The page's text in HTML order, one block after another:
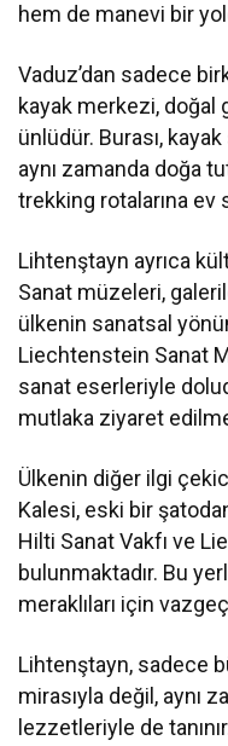
hem de manevi bir
Vaduz’dan sadece
kayak merkezi, doğal
ünlüdür. Burası,
aynı zamanda doğa
trekking rotalarına ev
Lihtenştayn ayrıca
Sanat müzeleri,
ülkenin sanatsal
Liechtenstein Sanat
sanat eserleriyle
mutlaka ziyaret
Ülkenin diğer ilgi
Kalesi, eski bir
Hilti Sanat Vakfı ve
bulunmaktadır. Bu
meraklıları için
Lihtenştayn, sadece
mirasıyla değil, aynı
lezzetleriyle de